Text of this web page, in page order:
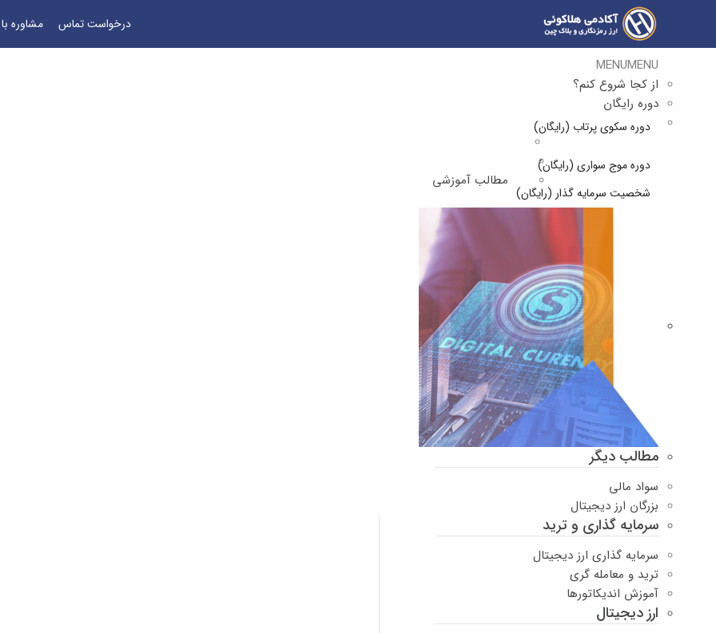
درخواست تماس مشاوره
MENUMENU
از کجا شروع کنم؟
دوره رایگان
دوره سکوی پرتاب (رایگان)
دوره موج سواری (رایگان)
شخصیت سرمایه گذار (رایگان)
مطالب آموزشی
مطالب دیگر
سواد مالی
بزرگان ارز دیجیتال
سرمایه گذاری و ترید
سرمایه گذاری ارز دیجیتال
ترید و معامله گری
آموزش اندیکاتورها
ارز دیجیتال